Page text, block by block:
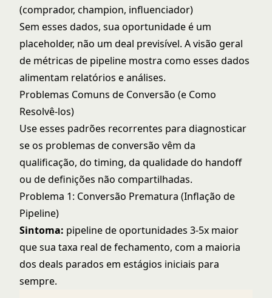
(comprador, champion, influenciador)
Sem esses dados, sua oportunidade é um
placeholder, não um deal previsível. Avisão geral
de métricas de pipeline mostra como esses dados
alimentam relatórios e análises.
Problemas Comuns de Conversão (e Como
Resolvê-los)
Use esses padrões recorrentes para diagnosticar
se os problemas de conversão vêm da
qualificação, do timing, da qualidade do handoff
ou de definições não compartilhadas.
Problema 1: Conversão Prematura (Inflação de
Pipeline)
Sintoma: pipeline de oportunidades 3-5x maior
que sua taxa real de fechamento, com a maioria
dos deals parados em estágios iniciais para
sempre.